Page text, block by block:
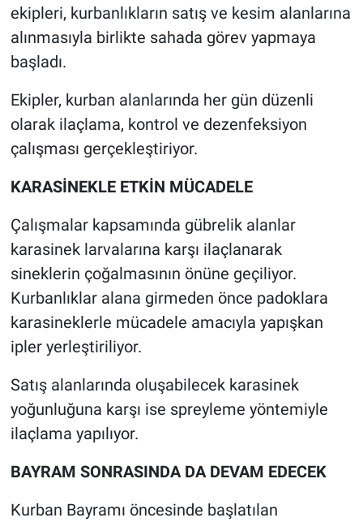
ekipleri, kurbanlıkların satış ve kesim alanlarına
alınmasıyla birlikte sahada görev yapmaya
başladı.
Ekipler, kurban alanlarında her gün düzenli
olarak ilaçlama, kontrol ve dezenfeksiyon
çalışması gerçekleştiriyor.
KARASİNEKLE ETKİN MÜCADELE
Çalışmalar kapsamında gübrelik alanlar
karasinek larvalarına karşı ilaçlanarak
sineklerin çoğalmasının önüne geçiliyor.
Kurbanlıklar alana girmeden önce padoklara
karasineklerle mücadele amacıyla yapışkan
ipler yerleştiriliyor.
Satış alanlarında oluşabilecek karasinek
yoğunluğuna karşı ise spreyleme yöntemiyle
ilaçlama yapılıyor.
BAYRAM SONRASINDA DA DEVAM EDECEK
Kurban Bayramı öncesinde başlatılan